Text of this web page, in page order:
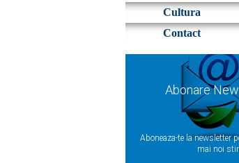
Cultura
Contact
Abonare
Aboneaza-te la newsletter
mai noi